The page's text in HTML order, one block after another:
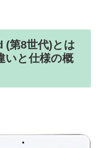
(第8世代)とは
いと仕様の概